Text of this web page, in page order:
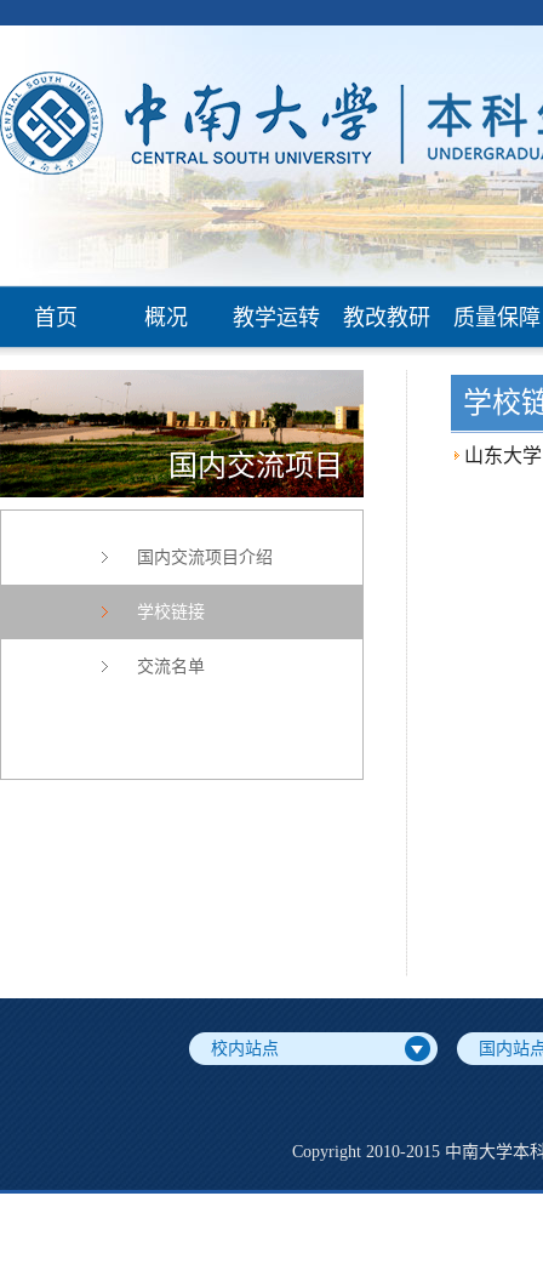
首页 概况 教学运转 教改教研 质量保障
国内交流项目
国内交流项目介绍
学校链接
交流名单
学校
山东大学
校内站点 国内站
Copyright 2010-2015 中南大学